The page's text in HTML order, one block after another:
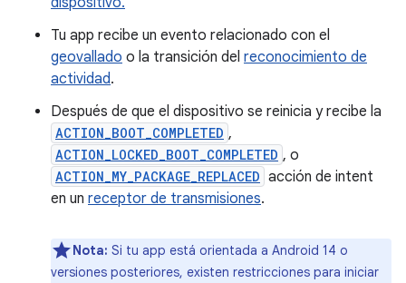
Tu app recibe un evento relacionado con el
geovallado o la transición del reconocimiento de
actividad.
Después de que el dispositivo se reinicia y recibe la
ACTION_BOOT_COMPLETED ,
ACTION_LOCKED_BOOT_COMPLETED , o
ACTION_MY_PACKAGE_REPLACED acción de intent
en un receptor de transmisiones.
Nota: Si tu app está orientada a Android 14 o
versiones posteriores, existen restricciones para iniciar